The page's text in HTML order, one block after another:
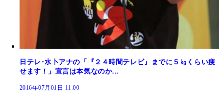
日テレ･水卜アナの「『２４時間テレビ』までに５㎏くらい痩
せます！」宣言は本気なのか…
2016年07月01日 11:00